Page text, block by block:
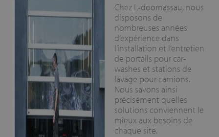
Chez L‑doornassau, nous
disposons de
nombreuses années
d’expérience dans
l’installation et l’entretien
de portails pour car-
washes et stations de
lavage pour camions.
Nous savons ainsi
précisément quelles
solutions conviennent le
mieux aux besoins de
chaque site.